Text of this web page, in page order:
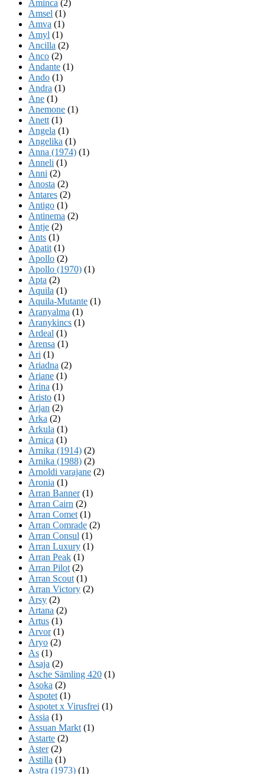
Aminca (2)
Amsel (1)
Amva (1)
Amyl (1)
Ancilla (2)
Anco (2)
Andante (1)
Ando (1)
Andra (1)
Ane (1)
Anemone (1)
Anett (1)
Angela (1)
Angelika (1)
Anna (1974) (1)
Anneli (1)
Anni (2)
Anosta (2)
Antares (2)
Antigo (1)
Antinema (2)
Antje (2)
Ants (1)
Apatit (1)
Apollo (2)
Apollo (1970) (1)
Apta (2)
Aquila (1)
Aquila-Mutante (1)
Aranyalma (1)
Aranykincs (1)
Ardeal (1)
Arensa (1)
Ari (1)
Ariadna (2)
Ariane (1)
Arina (1)
Aristo (1)
Arjan (2)
Arka (2)
Arkula (1)
Arnica (1)
Arnika (1914) (2)
Arnika (1988) (2)
Arnoldi varajane (2)
Aronia (1)
Arran Banner(1)
Arran Cairn (2)
Arran Comet (1)
Arran Comrade (2)
Arran Consul (1)
Arran Luxury (1)
Arran Peak (1)
Arran Pilot (2)
Arran Scout (1)
Arran Victory (2)
Arsy (2)
Artana (2)
Artus (1)
Arvor(1)
Aryo (2)
As (1)
Asaja (2)
Asche Sämling 420 (1)
Asoka (2)
Aspotet (1)
Aspotet x Virusfrei (1)
Assia (1)
Assuan Markt (1)
Astarte (2)
Aster(2)
Astilla (1)
Astra (1973) (1)